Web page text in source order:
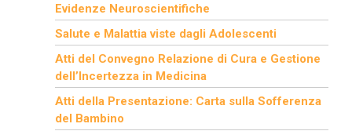
Evidenze Neuroscientifiche
Salute e Malattia viste dagli Adolescenti
Atti del Convegno Relazione di Cura e Gestione
dell’Incertezza in Medicina
Atti della Presentazione: Carta sulla Sofferenza
del Bambino